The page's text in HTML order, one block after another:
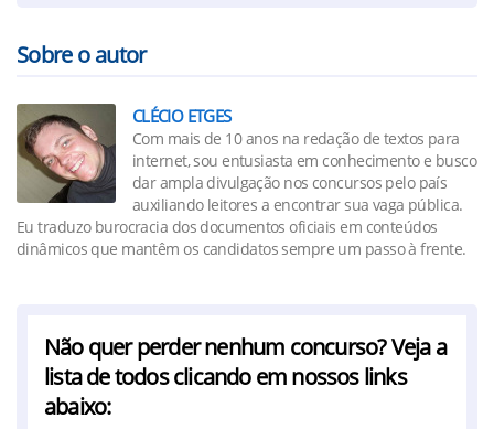
Sobre o autor
CLÉCIO ETGES
Com mais de 10 anos na redação de textos para
internet, sou entusiasta em conhecimento e busco
dar ampla divulgação nos concursos pelo país
auxiliando leitores a encontrar sua vaga pública.
Eu traduzo burocracia dos documentos oficiais em conteúdos
dinâmicos que mantêm os candidatos sempre um passo à frente.
Não quer perder nenhum concurso? Veja a
lista de todos clicando em nossos links
abaixo: